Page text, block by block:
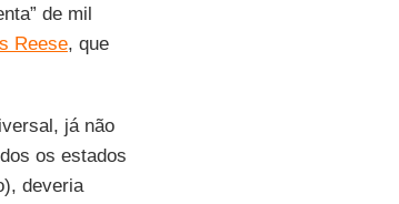
de mil
Reese, que
já não
os estados
deveria